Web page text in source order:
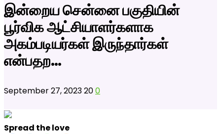
இன்றைய சென்னை பகுதியின்
பூர்விக ஆட்சியாளர்களாக
அகம்படியர்கள் இருந்தார்கள்
என்பதற…
September 27, 2023200
Spread the love